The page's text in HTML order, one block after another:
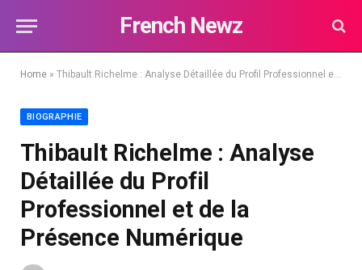
French Newz
Home » Thibault Richelme : Analyse Détaillée du Profil Professionnel et de la Présence Numérique
BIOGRAPHIE
Thibault Richelme : Analyse
Détaillée du Profil
Professionnel et de la
Présence Numérique